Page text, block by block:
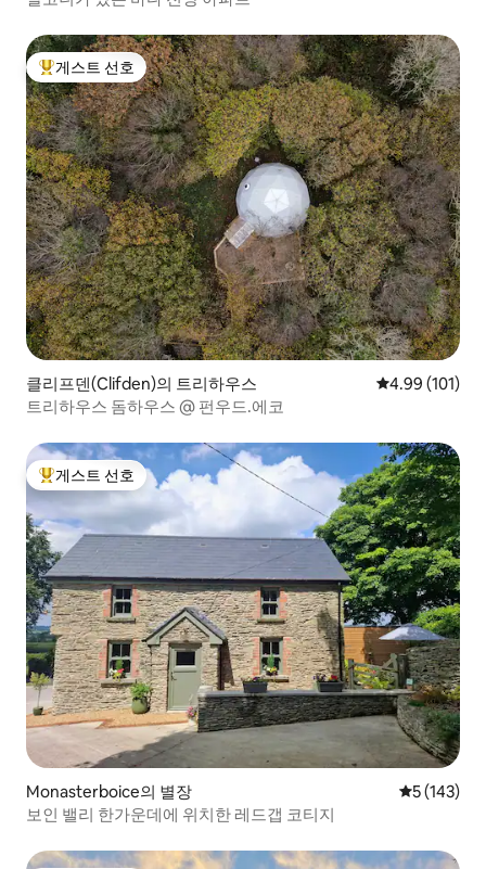
상위 게스트 선호
게스트 선호
클리프덴(Clifden)의 트리하우스 평점 4.99점(5
4.99 (101)
트리하우스 돔하우스 @ 펀우드.에코
상위 게스트 선호
게스트 선호
Monasterboice의 별장 평점 5점(5
5 (143)
보인 밸리 한가운데에 위치한 레드갭 코티지